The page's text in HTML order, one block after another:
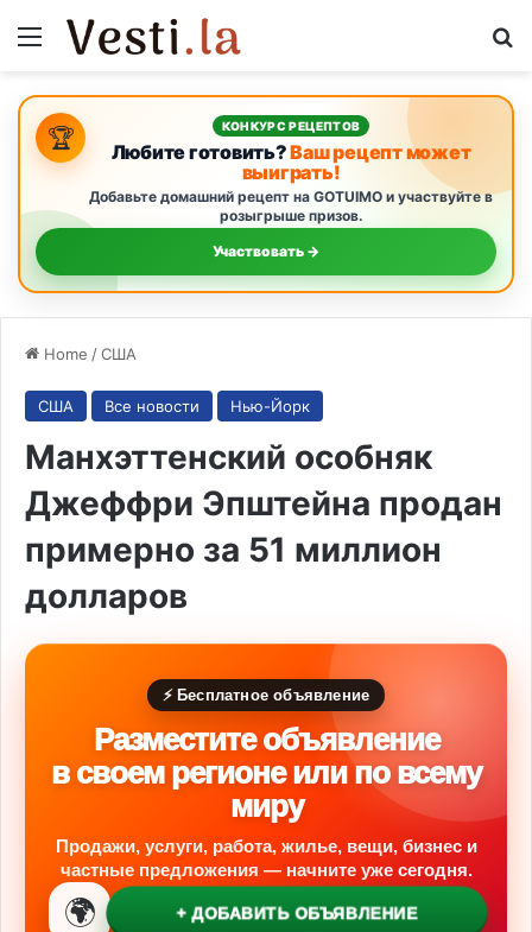
Menu
🏆 КОНКУРС РЕЦЕПТОВ
Любите готовить?Ваш рецепт может
выиграть!
Добавьте домашний рецепт на GOTUIMO и участвуйте в
розыгрыше призов.
Участвовать →
Home /США
США Все новости Нью-Йорк
Манхэттенский особняк
Джеффри Эпштейна продан
примерно за 51 миллион
долларов
⚡ Бесплатное объявление
Разместите объявление
в своем регионе или по всему
миру
Продажи, услуги, работа, жилье, вещи, бизнес и
частные предложения — начните уже сегодня.
🌍 + ДОБАВИТЬ ОБЪЯВЛЕНИЕ